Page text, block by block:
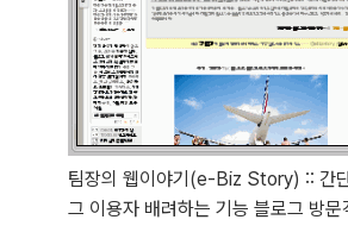
팀장의 웹이야기(e-Biz Story) :: 간
그 이용자 배려하는 기능 블로그 방문